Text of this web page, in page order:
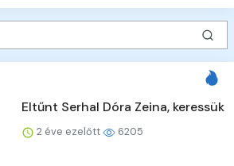
Eltűnt Serhal Dóra Zeina, keressük
2 éve ezelőtt 6205